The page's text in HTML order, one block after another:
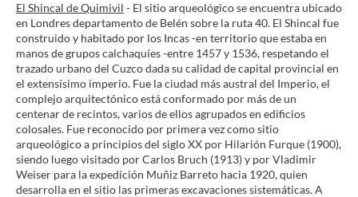
El Shincal de Quimivil - El sitio arqueológico se encuentra ubicado
en Londres departamento de Belén sobre la ruta 40. El Shincal fue
construido y habitado por los Incas -en territorio que estaba en
manos de grupos calchaquíes -entre 1457 y 1536, respetando el
trazado urbano del Cuzco dada su calidad de capital provincial en
el extensísimo imperio. Fue la ciudad más austral del Imperio, el
complejo arquitectónico está conformado por más de un
centenar de recintos, varios de ellos agrupados en edificios
colosales. Fue reconocido por primera vez como sitio
arqueológico a principios del siglo XX por Hilarión Furque (1900),
siendo luego visitado por Carlos Bruch (1913) y por Vladimir
Weiser para la expedición Muñiz Barreto hacia 1920, quien
desarrolla en el sitio las primeras excavaciones sistemáticas. A